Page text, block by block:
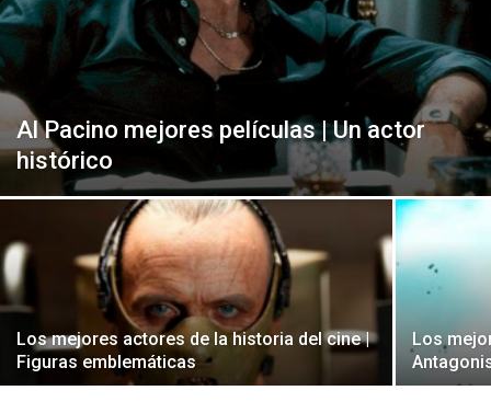
Al Pacino mejores películas | Un actor
histórico
Los mejores actores de la historia del cine |
Figuras emblemáticas
Los